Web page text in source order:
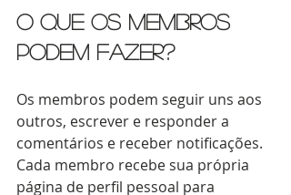
O que os membros
podem fazer?
Os membros podem seguir uns aos
outros, escrever e responder a
comentários e receber notificações.
Cada membro recebe sua própria
página de perfil pessoal para